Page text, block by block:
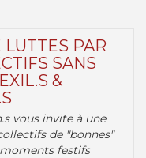
PAR
SANS
&
vous invite à une
de "bonnes"
festifs